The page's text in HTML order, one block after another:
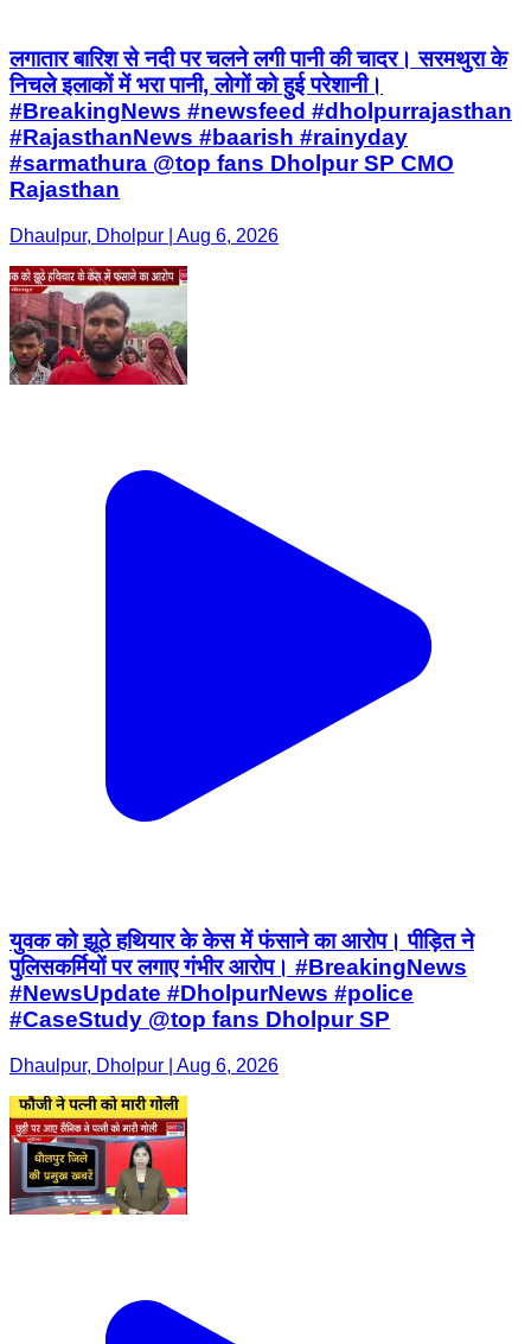
लगातार बारिश से नदी पर चलने लगी पानी की चादर। सरमथुरा के
निचले इलाकों में भरा पानी, लोगों को हुई परेशानी।
#BreakingNews #newsfeed #dholpurrajasthan
#RajasthanNews #baarish #rainyday
#sarmathura @top fans Dholpur SP CMO
Rajasthan
Dhaulpur, Dholpur | Aug 6, 2026
युवक को झूठे हथियार के केस में फंसाने का आरोप। पीड़ित ने
पुलिसकर्मियों पर लगाए गंभीर आरोप। #BreakingNews
#NewsUpdate #DholpurNews #police
#CaseStudy @top fans Dholpur SP
Dhaulpur, Dholpur | Aug 6, 2026